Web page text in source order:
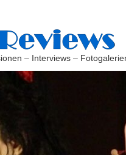
– Interviews –